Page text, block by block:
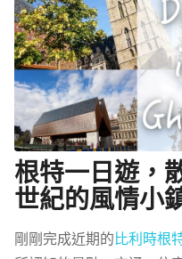
根特一日遊，
世紀的風情小
剛剛完成近期的比利時根